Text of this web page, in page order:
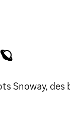
Snoway,